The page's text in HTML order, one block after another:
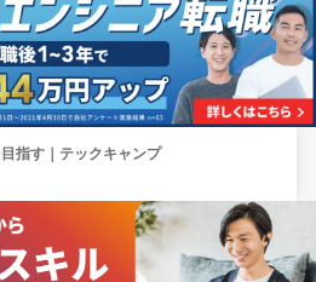
指す｜テックキャンプ